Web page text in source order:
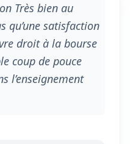
Très bien au
qu’une satisfaction
droit à la bourse
coup de pouce
l’enseignement